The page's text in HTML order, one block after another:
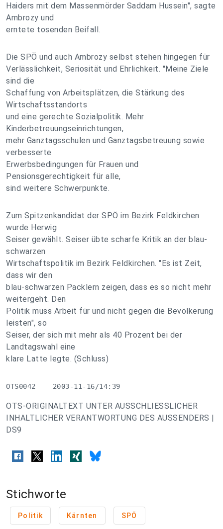
Haiders mit dem Massenmörder Saddam Hussein", sagte
Ambrozy und
erntete tosenden Beifall.
Die SPÖ und auch Ambrozy selbst stehen hingegen für
Verlässlichkeit, Seriosität und Ehrlichkeit. "Meine Ziele
sind die
Schaffung von Arbeitsplätzen, die Stärkung des
Wirtschaftsstandorts
und eine gerechte Sozialpolitik. Mehr
Kinderbetreuungseinrichtungen,
mehr Ganztagsschulen und Ganztagsbetreuung sowie
verbesserte
Erwerbsbedingungen für Frauen und
Pensionsgerechtigkeit für alle,
sind weitere Schwerpunkte.
Zum Spitzenkandidat der SPÖ im Bezirk Feldkirchen
wurde Herwig
Seiser gewählt. Seiser übte scharfe Kritik an der blau-
schwarzen
Wirtschaftspolitik im Bezirk Feldkirchen. "Es ist Zeit,
dass wir den
blau-schwarzen Packlern zeigen, dass es so nicht mehr
weitergeht. Den
Politik muss Arbeit für und nicht gegen die Bevölkerung
leisten", so
Seiser, der sich mit mehr als 40 Prozent bei der
Landtagswahl eine
klare Latte legte. (Schluss)
OTS0042    2003-11-16/14:39
OTS-ORIGINALTEXT UNTER AUSSCHLIESSLICHER
INHALTLICHER VERANTWORTUNG DES AUSSENDERS |
DS9
Stichworte
Politik Kärnten SPÖ